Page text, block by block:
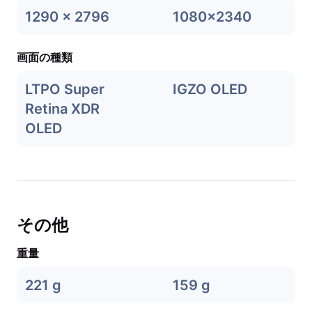
1290 x 2796 1080x2340
画面の種類
LTPO Super
Retina XDR
OLED
IGZO OLED
その他
重量
221 g 159 g